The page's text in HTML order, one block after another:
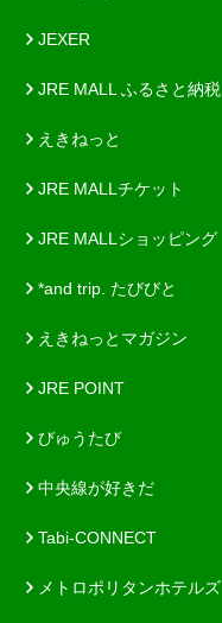
JEXER
JRE MALL ふるさと納税
えきねっと
JRE MALLチケット
JRE MALLショッピング
*and trip. たびびと
えきねっとマガジン
JRE POINT
びゅうたび
中央線が好きだ
Tabi-CONNECT
メトロポリタンホテルズ